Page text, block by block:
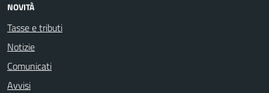
NOVITÀ
Tasse e tributi
Notizie
Comunicati
Avvisi